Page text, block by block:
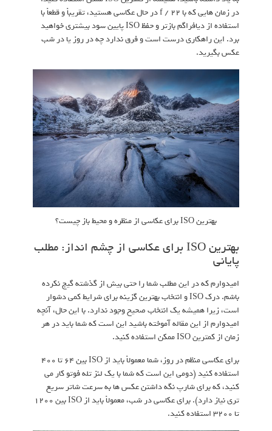
در زمان هایی که با f / 22 در حال عکاسی هستید، تقریباً و قطعاً با
استفاده از دیافراگم بازتر و حفظ ISO پایین سود بیشتری خواهید
برد. این راهکاری درست است و فرق ندارد چه در روز یا در شب
عکس بگیرید.
بهترین ISO برای عکاسی از منظره و محیط باز چیست؟
بهترین ISO برای عکاسی از چشم انداز: مطلب
پایانی
امیدوارم که در این مطلب شما را حتی بیش از گذشته گیج نکرده
باشم. درک ISO و انتخاب بهترین گزینه برای شرایط کمی دشوار
است، زیرا همیشه یک انتخاب صحیح وجود ندارد. با این حال، آنچه
امیدوارم از این مقاله آموخته باشید این است که شما باید در هر
زمان از کمترین ISO ممکن استفاده کنید.
برای عکاسی منظم در روز، شما معمولاً باید از ISO بین 64 تا 400
استفاده کنید (دومی این است که شما با یک لنز تله فوتو کار می
کنید، که برای شارپ نگه داشتن عکس ها به سرعت شاتر سریع
تری نیاز دارد). برای عکاسی در شب، معمولاً باید از ISO بین 1200
تا 3200 استفاده کنید.